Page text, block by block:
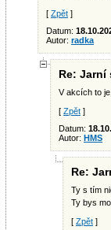
[ Zpět ]
Datum:
Autor: radka
Re: Jarní
V akcích to
[ Zpět ]
Datum:
Autor: HMS
Re:
Ty s tím
Ty bys
[ Zpět ]